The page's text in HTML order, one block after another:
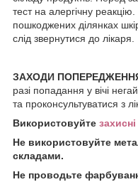
тест на алергічну
пошкоджених ділянках
слід звернутися до лікаря.
ЗАХОДИ
разі попадання у вічі
та проконсультуватися з
Використовуйте
Не використовуйте
складами.
Не проводьте